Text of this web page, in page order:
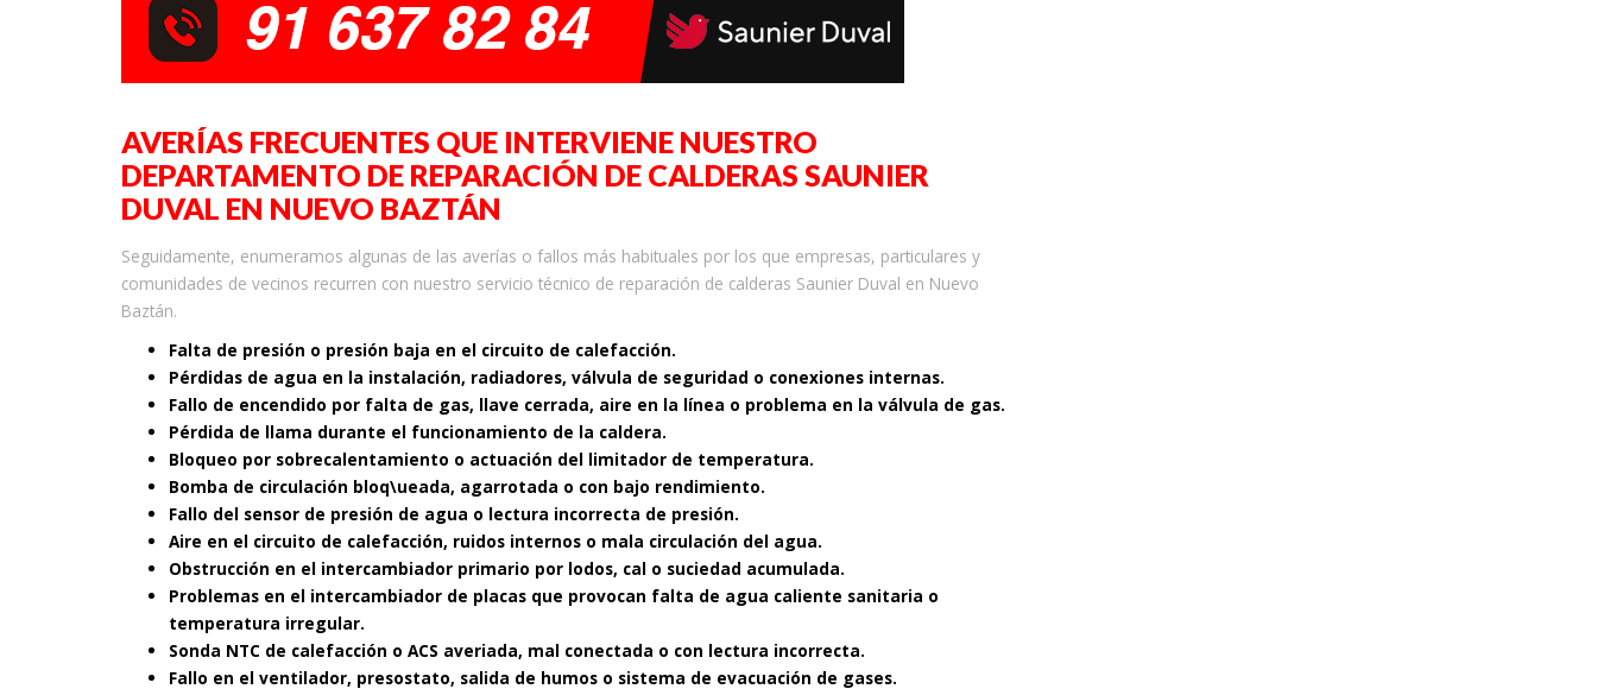
AVERÍAS FRECUENTES QUE INTERVIENE NUESTRO
DEPARTAMENTO DE REPARACIÓN DE CALDERAS SAUNIER
DUVAL EN NUEVO BAZTÁN
Seguidamente, enumeramos algunas de las averías o fallos más habituales por los que empresas, particulares y
comunidades de vecinos recurren con nuestro servicio técnico de reparación de calderas Saunier Duval en Nuevo
Baztán.
Falta de presión o presión baja en el circuito de calefacción.
Pérdidas de agua en la instalación, radiadores, válvula de seguridad o conexiones internas.
Fallo de encendido por falta de gas, llave cerrada, aire en la línea o problema en la válvula de gas.
Pérdida de llama durante el funcionamiento de la caldera.
Bloqueo por sobrecalentamiento o actuación del limitador de temperatura.
Bomba de circulación bloq\ueada, agarrotada o con bajo rendimiento.
Fallo del sensor de presión de agua o lectura incorrecta de presión.
Aire en el circuito de calefacción, ruidos internos o mala circulación del agua.
Obstrucción en el intercambiador primario por lodos, cal o suciedad acumulada.
Problemas en el intercambiador de placas que provocan falta de agua caliente sanitaria o
temperatura irregular.
Sonda NTC de calefacción o ACS averiada, mal conectada o con lectura incorrecta.
Fallo en el ventilador, presostato, salida de humos o sistema de evacuación de gases.